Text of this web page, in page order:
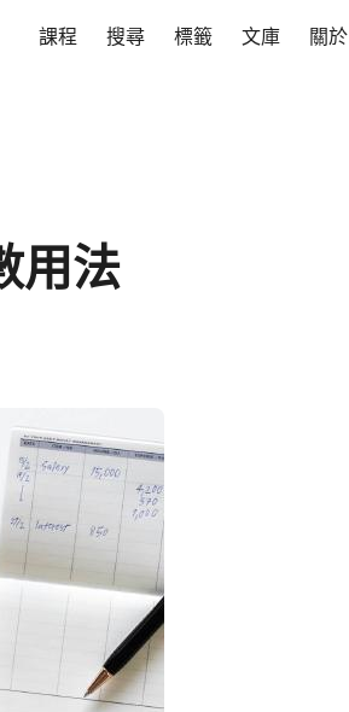
課程 搜尋 標籤 文庫 關於
用法